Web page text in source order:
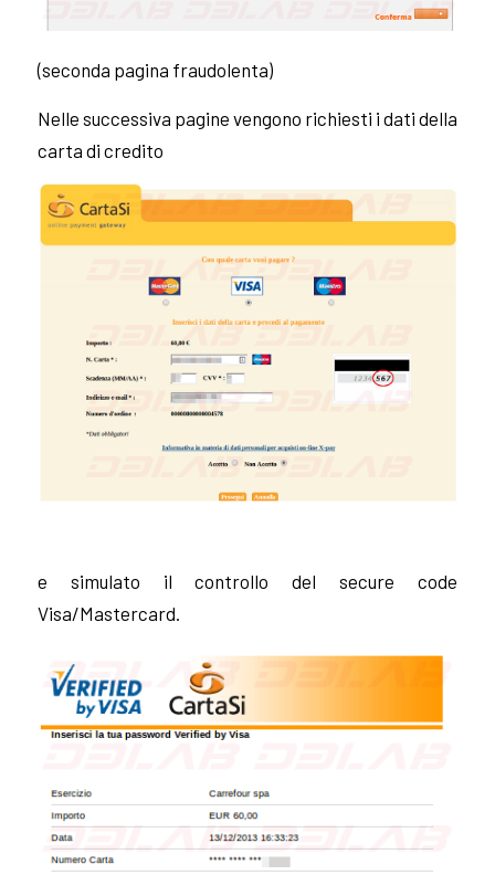
(seconda pagina fraudolenta)
Nelle successiva pagine vengono richiesti i dati della
carta di credito
e simulato il controllo del secure code
Visa/Mastercard.